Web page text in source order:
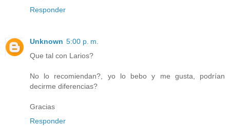
Responder
Unknown 5:00 p. m.
Que tal con Larios?
No lo recomiendan?, yo lo bebo y me gusta, podrían
decirme diferencias?
Gracias
Responder